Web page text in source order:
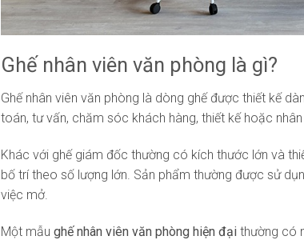
Ghế nhân viên văn phòng là gì?
Ghế nhân viên văn phòng là dòng ghế được thiết kế
toán, tư vấn, chăm sóc khách hàng, thiết kế hoặc
Khác với ghế giám đốc thường có kích thước lớn và
bố trí theo số lượng lớn. Sản phẩm thường được sử
việc mở.
Một mẫu ghế nhân viên văn phòng hiện đại thường có